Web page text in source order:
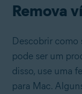
Remova
Descobrir como
pode ser um
disso, use uma
para Mac.